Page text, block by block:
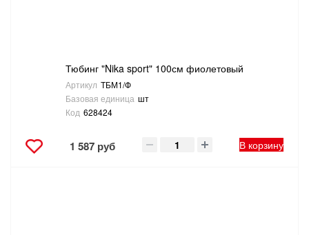
Тюбинг "Nika sport" 100см фиолетовый
Артикул ТБМ1/Ф
Базовая единица шт
Код 628424
1 587 руб В корзину